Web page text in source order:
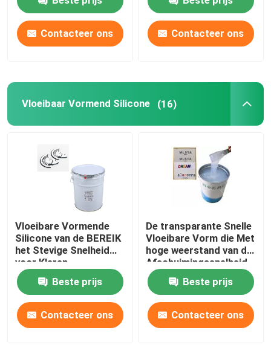
In reliëf makende Siliconeinkt
Vloeibaar Vormend Silicone
Sokkensilicone
De Drukinkt van de hitteoverdracht
Silicone Gebaseerde Deklaag
Matte Silicone
Glanzend Silicone
Elektrisch Geleidend Siliconerubber
Silicone Rubberkleefstof
Contacteer ons Contacteer ons
Vloeibaar Vormend Silicone (16)
Vloeibare Vormende
Silicone van de BEREIK
het Stevige Snelheid
voor Kleren
Beste prijs
Contacteer ons
De transparante Snelle
Vloeibare Vorm die Met
hoge weerstand van de
Afschuimingssnelheid
Rubber maken
Beste prijs
Contacteer ons